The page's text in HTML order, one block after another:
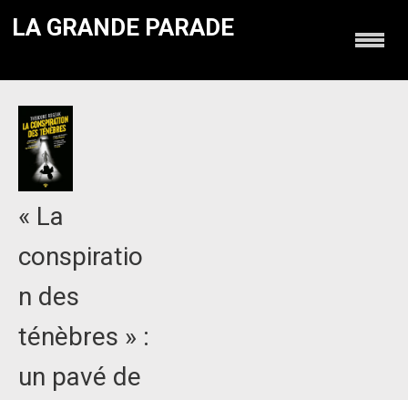
LA GRANDE PARADE
« La
conspiratio
n des
ténèbres » :
un pavé de